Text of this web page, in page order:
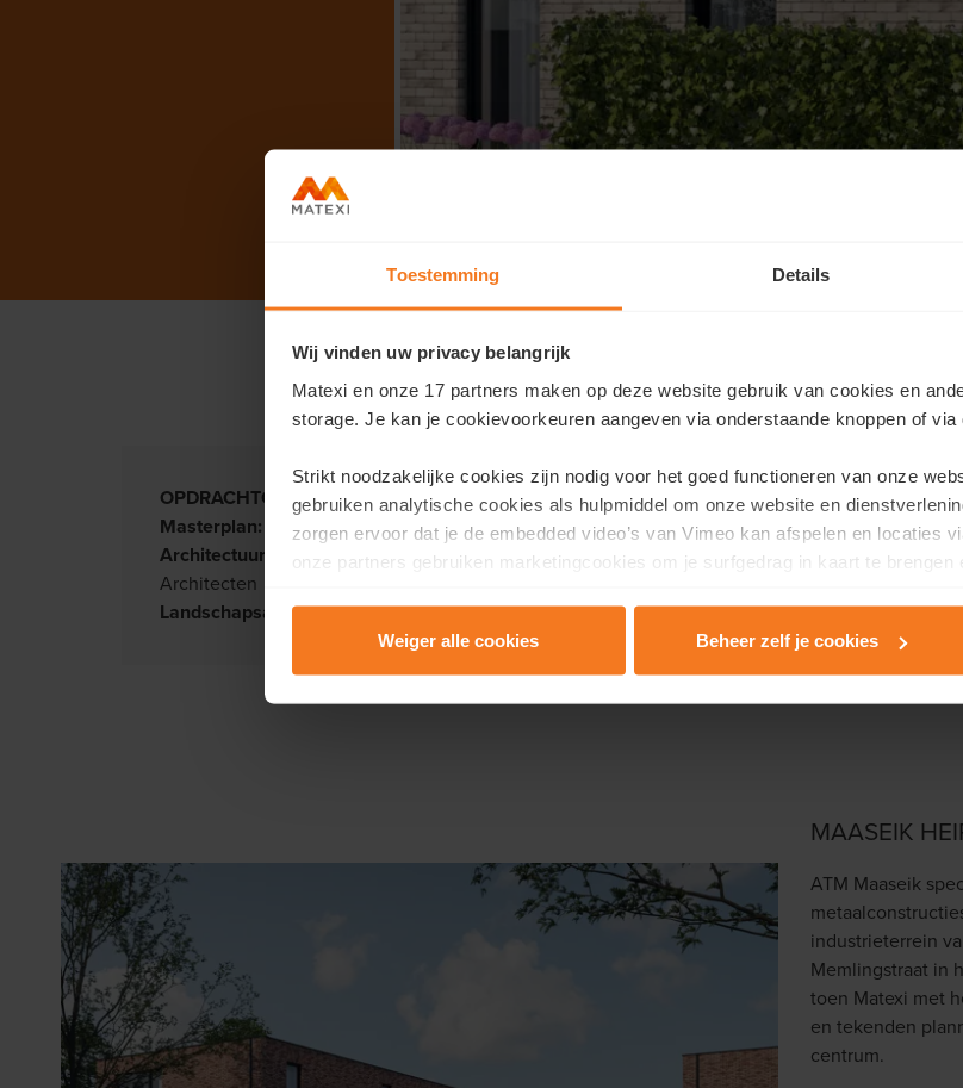
Toestemming Details
Wij vinden uw privacy belangrijk
Matexi en onze 17 partners maken op deze website gebruik van cookies en
storage. Je kan je cookievoorkeuren aangeven via onderstaande knoppen of via
Strikt noodzakelijke cookies zijn nodig voor het goed functioneren van onze
gebruiken analytische cookies als hulpmiddel om onze website en
zorgen ervoor dat je de embedded video’s van Vimeo kan afspelen en locaties
onze partners gebruiken marketingcookies om je surfgedrag in kaart te brengen
Lees er meer over in onzePrivacy & Cookie Policy.
Weiger alle cookies Beheer zelf je cookies
Samengevat
OPDRACHTGEVER(S):Matexi, Durabrik en AVS
Masterplan: Matexi
Architectuur:
Drieskens & Dubois architecten, Egide Meertens Plus
Architecten
Landschapsarchitectuur:Studiebureau Groen
LOCATIE:
TIMING:
2025 voorziene
MAASEIK
ATM Maaseik
industrieterrein
Memlingstraat in
toen Matexi met
en tekenden
centrum.